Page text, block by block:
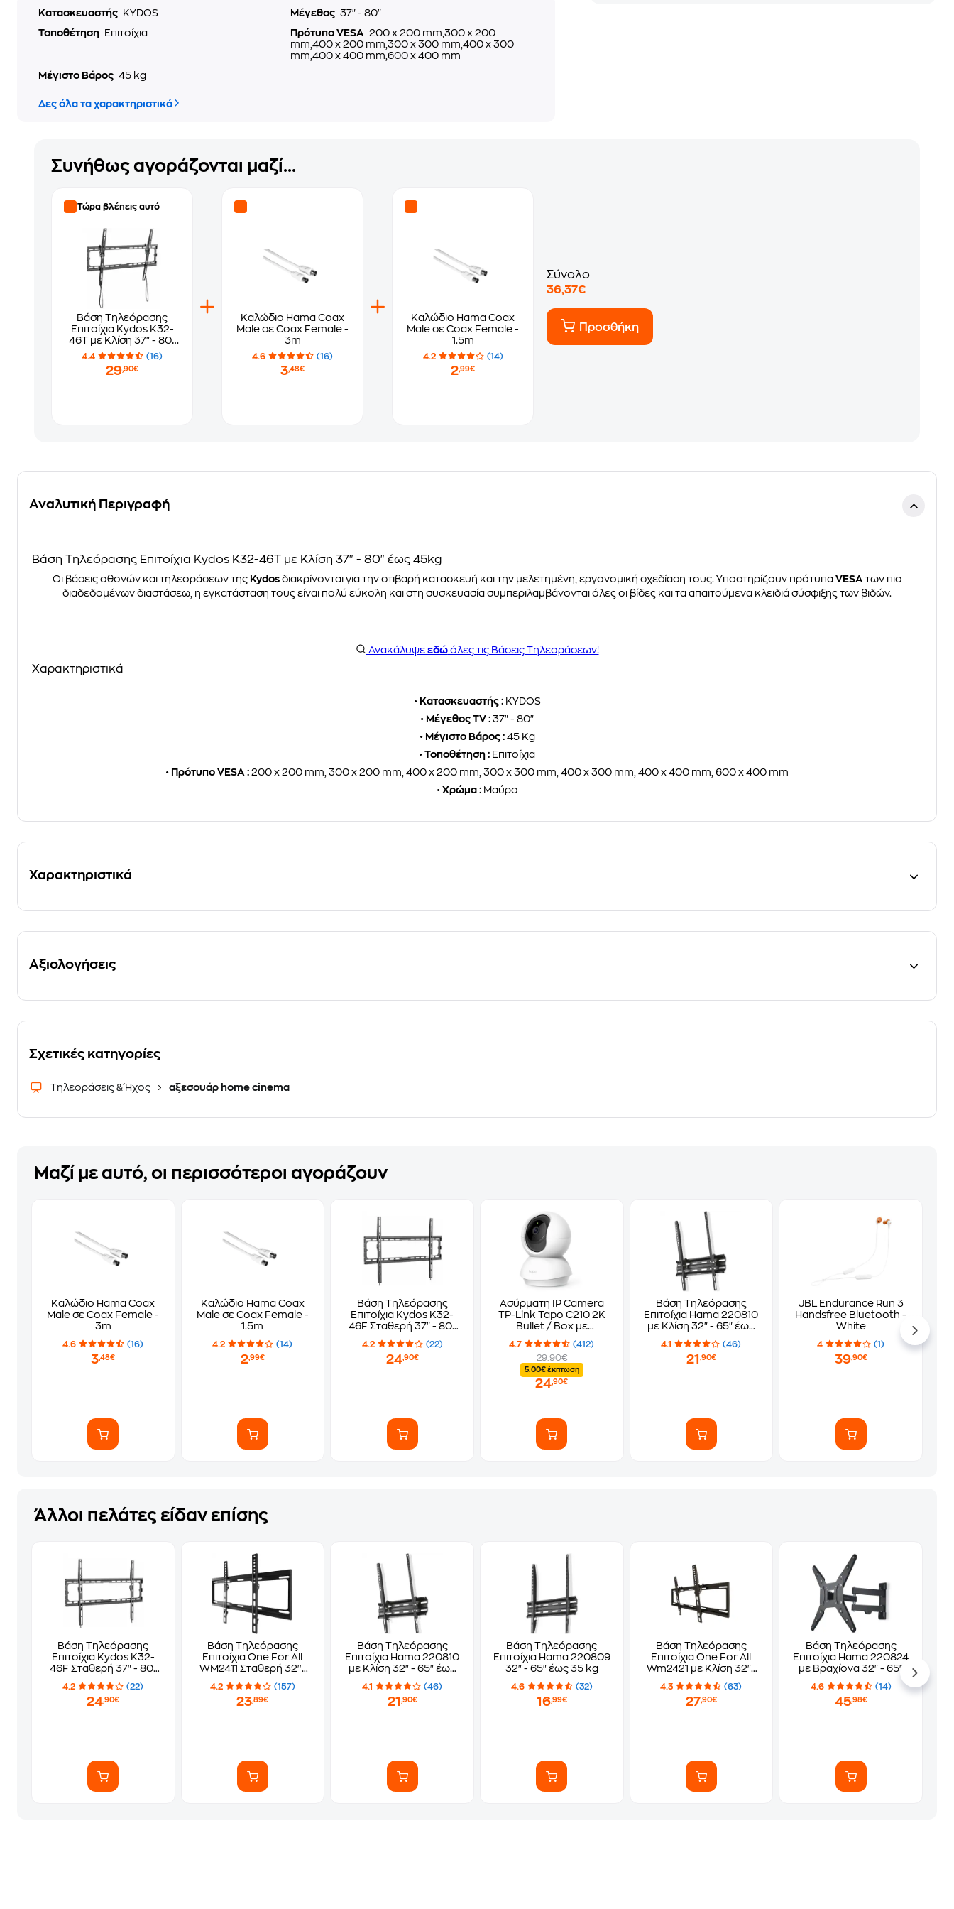
Κατασκευαστής KYDOS Μέγεθος 37" - 80"
Τοποθέτηση
Επιτοίχια Πρότυπο VESA 200 x 200 mm,300 x 200
mm,400 x 200 mm,300 x 300 mm,400 x 300
mm,400 x 400 mm,600 x 400 mm
Μέγιστο Βάρος 45 kg
Δες όλα τα χαρακτηριστικά
Συνήθως αγοράζονται μαζί...
Τώρα βλέπεις αυτό
Βάση Τηλεόρασης
Επιτοίχια Kydos K32-
46T με Κλίση 37" - 80"
έως 45 kg
4.4 (16)
29,90€
Καλώδιο Hama Coax
Male σε Coax Female -
3m
4.6 (16)
3,48€
Καλώδιο Hama Coax
Male σε Coax Female -
1.5m
4.2 (14)
2,99€
Σύνολο
36,37€
Προσθήκη
Αναλυτική Περιγραφή
Βάση Τηλεόρασης Επιτοίχια Kydos K32-46T με Κλίση 37" - 80" έως 45kg
Οι βάσεις οθονών και τηλεοράσεων της Kydosδιακρίνονται για την στιβαρή κατασκευή και την μελετημένη, εργονομική σχεδίαση τους. Υποστηρίζουν πρότυπαVESA των πιο
διαδεδομένων διαστάσεω, η εγκατάσταση τους είναι πολύ εύκολη και στη συσκευασία συμπεριλαμβάνονται όλες οι βίδες και τα απαιτούμενα κλειδιά σύσφιξης των βιδών.
Ανακάλυψε εδώόλες τις Βάσεις Τηλεοράσεων!
Χαρακτηριστικά
•Κατασκευαστής :KYDOS
• Μέγεθος TV : 37" - 80"
•Μέγιστο Βάρος :45 Kg
• Τοποθέτηση : Επιτοίχια
• Πρότυπο VESA : 200 x 200 mm, 300 x 200 mm, 400 x 200 mm, 300 x 300 mm, 400 x 300 mm, 400 x 400 mm, 600 x 400 mm
•Χρώμα :Μαύρο
Χαρακτηριστικά
Αξιολογήσεις
Σχετικές κατηγορίες
Τηλεοράσεις & Ήχος αξεσουάρ home cinema
Μαζί με αυτό, οι περισσότεροι αγοράζουν
Καλώδιο Hama Coax
Male σε Coax Female -
3m
4.6 (16)
3,48€
Καλώδιο Hama Coax
Male σε Coax Female -
1.5m
4.2 (14)
2,99€
Βάση Τηλεόρασης
Επιτοίχια Kydos K32-
46F Σταθερή 37" - 80"
έως 45 kg
4.2 (22)
24,90€
Ασύρματη IP Camera
TP-Link Tapo C210 2K
Bullet / Box με
Λειτουργία Pan & Tilt
4.7
(412)
29.90€
5.00€ έκπτωση
24,90€
Βάση Τηλεόρασης
Επιτοίχια Hama 220810
με Κλίση 32" - 65" έως
35 kg
4.1 (46)
21 ,90€
JBL Endurance Run 3
Handsfree Bluetooth -
White
4 (1)
39,90€
Άλλοι πελάτες είδαν επίσης
Βάση Τηλεόρασης
Επιτοίχια Kydos K32-
46F Σταθερή 37" - 80"
έως 45 kg
4.2 (22)
24,90€
Βάση Τηλεόρασης
Επιτοίχια One For All
WM2411 Σταθερή 32''-
65" έως 100 kg
4.2 (157)
23,89€
Βάση Τηλεόρασης
Επιτοίχια Hama 220810
με Κλίση 32" - 65" έως
35 kg
4.1 (46)
21 ,90€
Βάση Τηλεόρασης
Επιτοίχια Hama 220809
32" - 65" έως 35 kg
4.6 (32)
16,99€
Βάση Τηλεόρασης
Επιτοίχια One For All
Wm2421 με Κλίση 32"-
55" έως 35 kg
4.3 (63)
27,90€
Βάση Τηλεόρασης
Επιτοίχια Hama 220824
με Βραχίονα 32" - 65"
έως 25 kg
4.6 (14)
45,98€